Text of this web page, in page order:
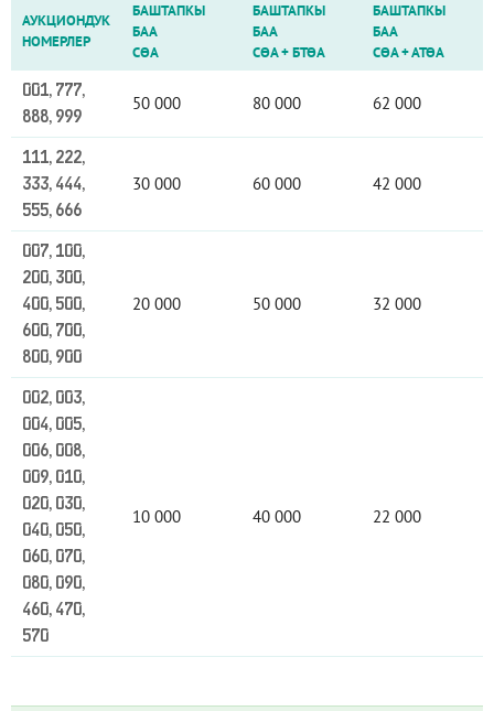
АУКЦИОНДУК
НОМЕРЛЕР
БАШТАПКЫ
БАА
СӨА
БАШТАПКЫ
БАА
СӨА+БТӨА
БАШТАПКЫ
БАА
СӨА+АТӨА
001, 777,
888, 999
50 000 80 000 62 000
111, 222,
333, 444,
555, 666
30 000 60 000 42 000
007, 100,
200, 300,
400, 500,
600, 700,
800, 900
20 000 50 000 32 000
002, 003,
004, 005,
006, 008,
009, 010,
020, 030,
040, 050,
060, 070,
080, 090,
460, 470,
570
10 000 40 000 22 000